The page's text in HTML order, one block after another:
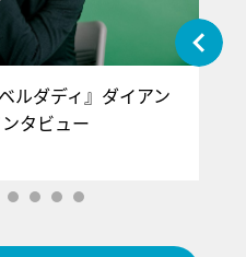
ルダディ』ダイアン
インタビュー